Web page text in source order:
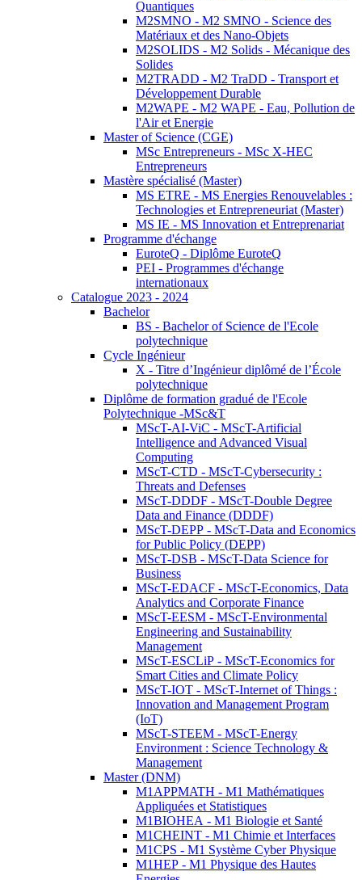
Quantiques
M2SMNO - M2 SMNO - Science des
Matériaux et des Nano-Objets
M2SOLIDS - M2 Solids - Mécanique des
Solides
M2TRADD - M2 TraDD - Transport et
Développement Durable
M2WAPE - M2 WAPE - Eau, Pollution de
l'Air et Energie
Master of Science (CGE)
MSc Entrepreneurs - MSc X-HEC
Entrepreneurs
Mastère spécialisé (Master)
MS ETRE - MS Energies Renouvelables :
Technologies et Entrepreneuriat (Master)
MS IE - MS Innovation et Entreprenariat
Programme d'échange
EuroteQ - Diplôme EuroteQ
PEI - Programmes d'échange
internationaux
Catalogue 2023 - 2024
Bachelor
BS - Bachelor of Science de l'Ecole
polytechnique
Cycle Ingénieur
X - Titre d’Ingénieur diplômé de l’École
polytechnique
Diplôme de formation gradué de l'Ecole
Polytechnique -MSc&T
MScT-AI-ViC - MScT-Artificial
Intelligence and Advanced Visual
Computing
MScT-CTD - MScT-Cybersecurity :
Threats and Defenses
MScT-DDDF - MScT-Double Degree
Data and Finance (DDDF)
MScT-DEPP - MScT-Data and Economics
for Public Policy (DEPP)
MScT-DSB - MScT-Data Science for
Business
MScT-EDACF - MScT-Economics, Data
Analytics and Corporate Finance
MScT-EESM - MScT-Environmental
Engineering and Sustainability
Management
MScT-ESCLiP - MScT-Economics for
Smart Cities and Climate Policy
MScT-IOT - MScT-Internet of Things :
Innovation and Management Program
(IoT)
MScT-STEEM - MScT-Energy
Environment : Science Technology &
Management
Master (DNM)
M1APPMATH - M1 Mathématiques
Appliquées et Statistiques
M1BIOHEA - M1 Biologie et Santé
M1CHEINT - M1 Chimie et Interfaces
M1CPS - M1 Système Cyber Physique
M1HEP - M1 Physique des Hautes